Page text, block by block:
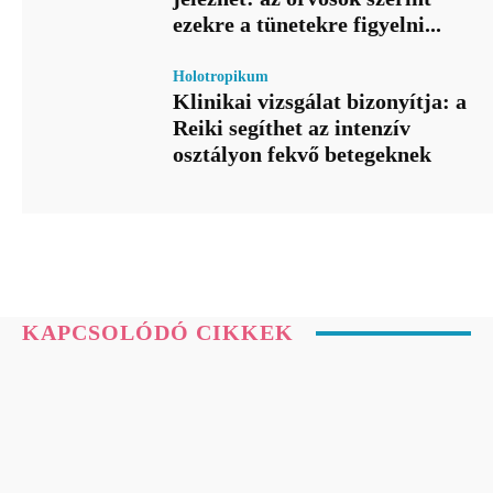
ezekre a tünetekre figyelni...
Holotropikum
Klinikai vizsgálat bizonyítja: a
Reiki segíthet az intenzív
osztályon fekvő betegeknek
KAPCSOLÓDÓ CIKKEK